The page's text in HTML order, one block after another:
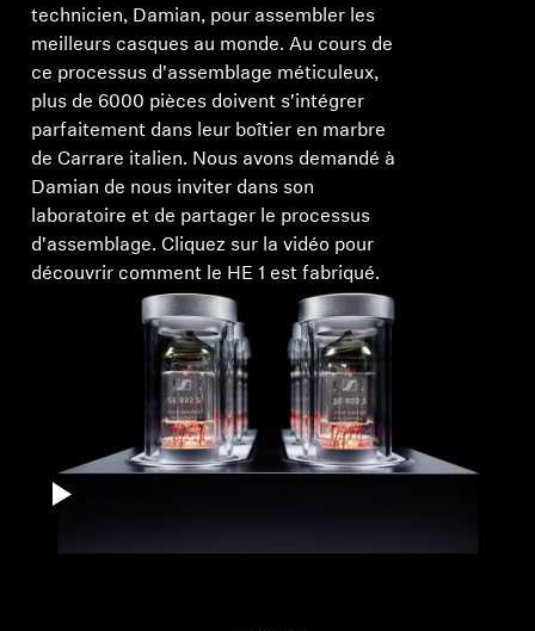
technicien, Damian, pour assembler les
meilleurs casques au monde. Au cours de
ce processus d'assemblage méticuleux,
plus de 6000 pièces doivent s'intégrer
parfaitement dans leur boîtier en marbre
de Carrare italien. Nous avons demandé à
Damian de nous inviter dans son
laboratoire et de partager le processus
d'assemblage. Cliquez sur la vidéo pour
découvrir comment le HE 1 est fabriqué.